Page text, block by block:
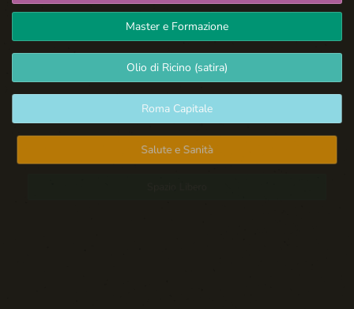
Master e Formazione
Olio di Ricino (satira)
Roma Capitale
Salute e Sanità